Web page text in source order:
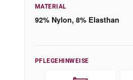
MATERIAL
92% Nylon, 8% Elasthan
PFLEGEHINWEISE